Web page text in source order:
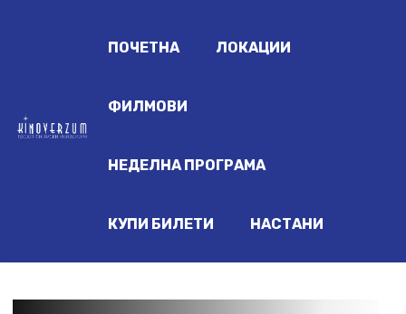
ПОЧЕТНА ЛОКАЦИИ
ФИЛМОВИ
НЕДЕЛНА ПРОГРАМА
КУПИ БИЛЕТИ НАСТАНИ